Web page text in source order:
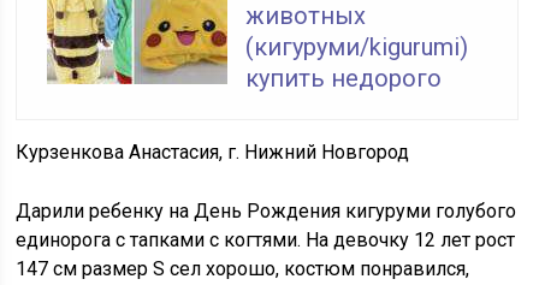
животных
(кигуруми/kigurumi)
купить недорого
Курзенкова Анастасия, г. Нижний Новгород
Дарили ребенку на День Рождения кигуруми голубого
единорога с тапками с когтями. На девочку 12 лет рост
147 см размер S сел хорошо, костюм понравился,